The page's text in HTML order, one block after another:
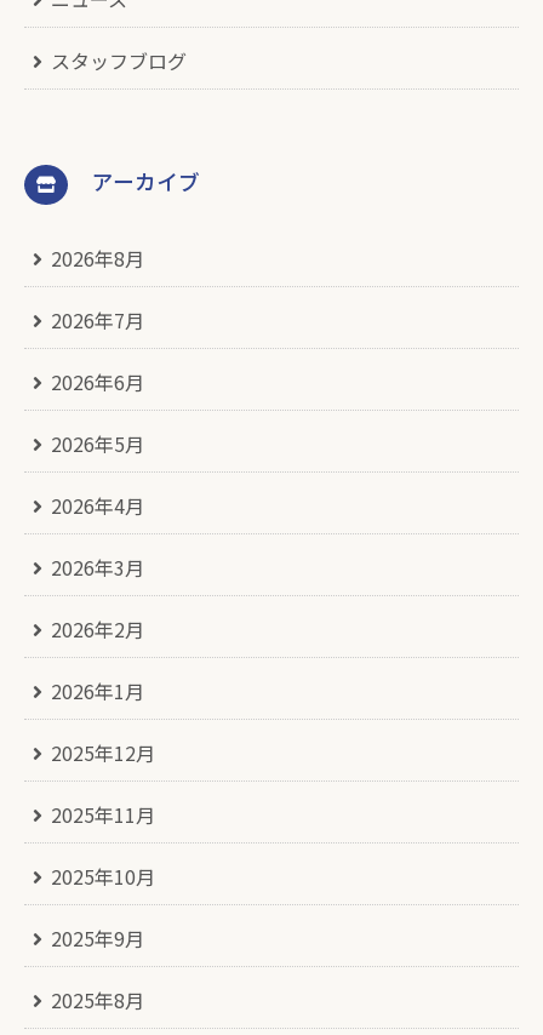
スタッフブログ
アーカイブ
2026年8月
2026年7月
2026年6月
2026年5月
2026年4月
2026年3月
2026年2月
2026年1月
2025年12月
2025年11月
2025年10月
2025年9月
2025年8月